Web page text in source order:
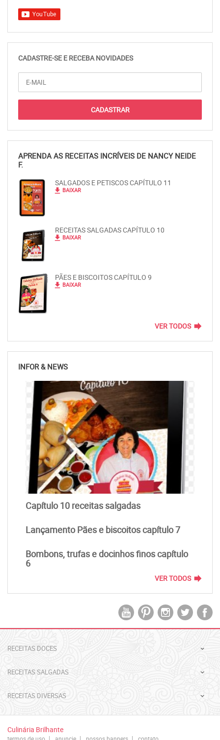
CADASTRE-SE E RECEBA NOVIDADES
APRENDA AS RECEITAS INCRÍVEIS DE NANCY NEIDE
F.
SALGADOS E PETISCOS CAPÍTULO 11
file_download BAIXAR
RECEITAS SALGADAS CAPÍTULO 10
file_download BAIXAR
PÃES E BISCOITOS CAPÍTULO 9
file_download BAIXAR
VER TODOS forward
INFOR & NEWS
Capítulo 10 receitas salgadas
Lançamento Pães e biscoitos capítulo 7
Bombons, trufas e docinhos finos capítulo
6
VER TODOS forward
RECEITAS DOCES
RECEITAS SALGADAS
RECEITAS DIVERSAS
Culinária Brilhante